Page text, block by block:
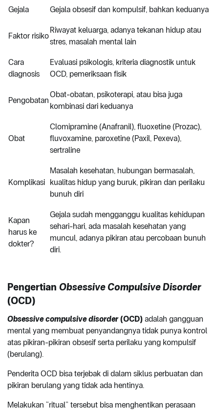
Gejala Gejala obsesif dan kompulsif, bahkan keduanya
Faktor risiko
Riwayat keluarga, adanya tekanan hidup atau
stres, masalah mental lain
Cara
diagnosis
Evaluasi psikologis, kriteria diagnostik untuk
OCD, pemeriksaan fisik
Pengobatan
Obat-obatan, psikoterapi, atau bisa juga
kombinasi dari keduanya
Obat
Clomipramine (Anafranil), fluoxetine (Prozac),
fluvoxamine, paroxetine (Paxil, Pexeva),
sertraline
Komplikasi
Masalah kesehatan, hubungan bermasalah,
kualitas hidup yang buruk, pikiran dan perilaku
bunuh diri
Kapan
harus ke
dokter?
Gejala sudah mengganggu kualitas kehidupan
sehari-hari, ada masalah kesehatan yang
muncul, adanya pikiran atau percobaan bunuh
diri.
Pengertian Obsessive Compulsive Disorder
(OCD)
Obsessive compulsive disorder(OCD) adalah gangguan
mental yang membuat penyandangnya tidak punya kontrol
atas pikiran-pikiran obsesif serta perilaku yang kompulsif
(berulang).
Penderita OCD bisa terjebak di dalam siklus perbuatan dan
pikiran berulang yang tidak ada hentinya.
Melakukan “ritual” tersebut bisa menghentikan perasaan